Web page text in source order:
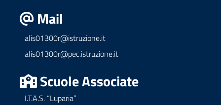
Mail
alis01300r@istruzione.it
alis01300r@pec.istruzione.it
Scuole Associate
I.T.A.S. “Luparia”